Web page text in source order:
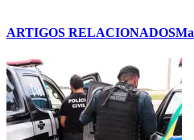
ARTIGOS RELACIONADOS